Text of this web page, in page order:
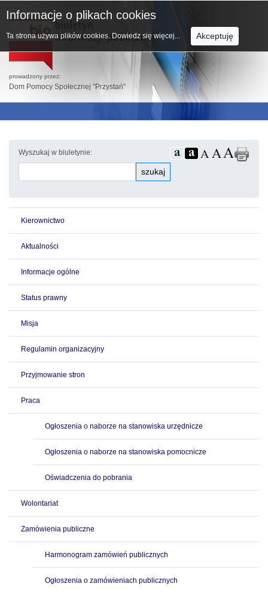
prowadzony przez:
Dom Pomocy Społecznej "Przystań"
Wyszukaj w biuletynie:
szukaj
Kierownictwo
Aktualności
Informacje ogólne
Status prawny
Misja
Regulamin organizacyjny
Przyjmowanie stron
Praca
Ogłoszenia o naborze na stanowiska urzędnicze
Ogłoszenia o naborze na stanowiska pomocnicze
Oświadczenia do pobrania
Wolontariat
Zamówienia publiczne
Harmonogram zamówień publicznych
Ogłoszenia o zamówieniach publicznych
Informacje o plikach cookies
Ta strona używa plików cookies. Dowiedz się więcej... Akceptuję